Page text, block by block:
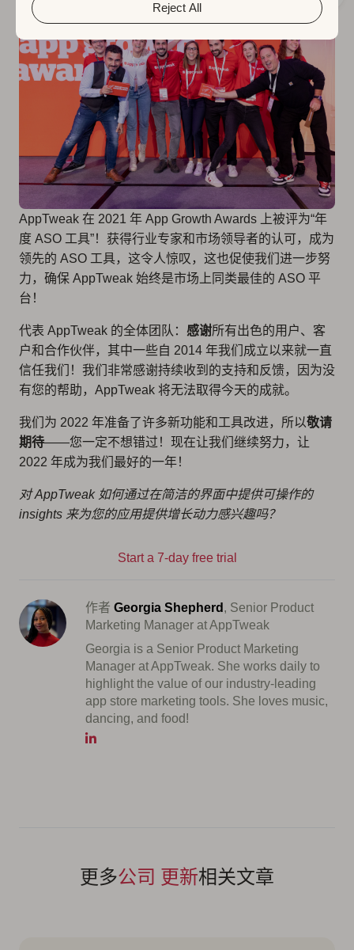
Reject All
AppTweak 在 2021 年 App Growth Awards 上被评为“年
度 ASO 工具”！获得行业专家和市场领导者的认可，成为
领先的 ASO 工具，这令人惊叹，这也促使我们进一步努
力，确保 AppTweak 始终是市场上同类最佳的 ASO 平
台！
代表 AppTweak 的全体团队： 感谢所有出色的用户、客
户和合作伙伴，其中一些自 2014 年我们成立以来就一直
信任我们！我们非常感谢持续收到的支持和反馈，因为没
有您的帮助，AppTweak 将无法取得今天的成就。
我们为 2022 年准备了许多新功能和工具改进，所以敬请
期待——您一定不想错过！现在让我们继续努力，让
2022 年成为我们最好的一年！
对 AppTweak 如何通过在简洁的界面中提供可操作的
insights 来为您的应用提供增长动力感兴趣吗？
Start a 7-day free trial
作者 Georgia Shepherd , Senior Product
Marketing Manager at AppTweak
Georgia is a Senior Product Marketing
Manager at AppTweak. She works daily to
highlight the value of our industry-leading
app store marketing tools. She loves music,
dancing, and food!
更多公司 更新相关文章